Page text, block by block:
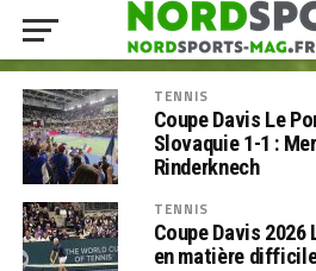
TENNIS
Coupe Davis Le
Slovaquie 1-1 :
Rinderknech
TENNIS
Coupe Davis 2026
en matière